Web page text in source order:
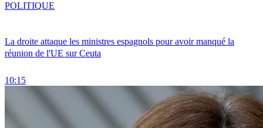
La droite attaque les ministres espagnols pour avoir manqué la
réunion de l'UE sur Ceuta
10:15
POLITIQUE